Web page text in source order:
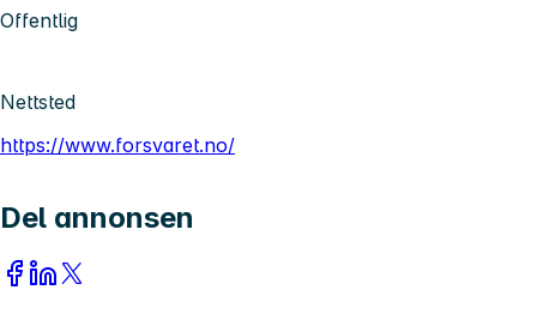
Offentlig
Nettsted
https://www.forsvaret.no/
Del annonsen